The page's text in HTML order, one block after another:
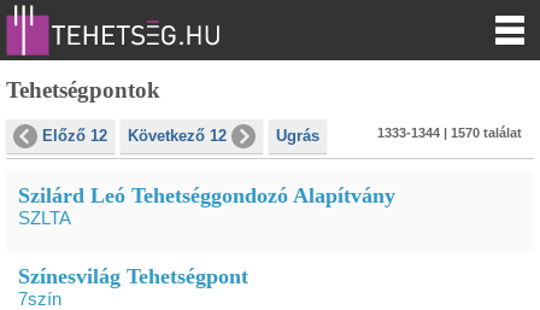
Tehetségpontok
Előző 12 Következő 12 Ugrás 1333-1344 | 1570 találat
Szilárd Leó Tehetséggondozó Alapítvány
SZLTA
Színesvilág Tehetségpont
7szín